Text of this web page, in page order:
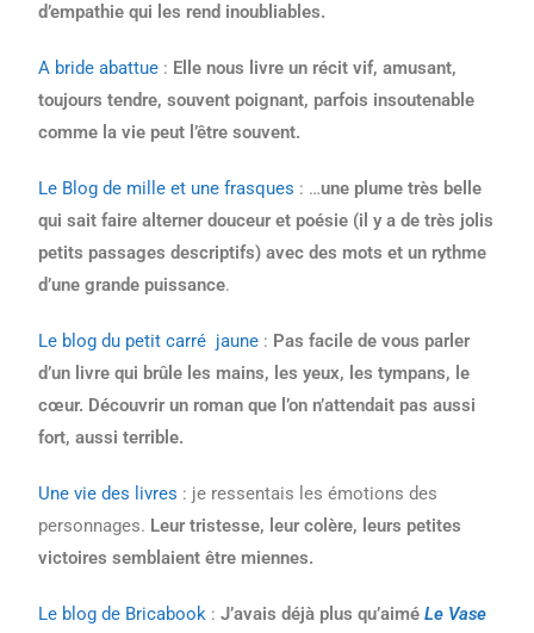
d’empathie qui les rend inoubliables.
A bride abattue : Elle nous livre un récit vif, amusant,
toujours tendre, souvent poignant, parfois insoutenable
comme la vie peut l’être souvent.
Le Blog de mille et une frasques : …une plume très belle
qui sait faire alterner douceur et poésie (il y a de très jolis
petits passages descriptifs) avec des mots et un rythme
d’une grande puissance.
Le blog du petit carré jaune : Pas facile de vous parler
d’un livre qui brûle les mains, les yeux, les tympans, le
cœur. Découvrir un roman que l’on n’attendait pas aussi
fort, aussi terrible.
Une vie des livres : je ressentais les émotions des
personnages. Leur tristesse, leur colère, leurs petites
victoires semblaient être miennes.
Le blog de Bricabook :J’avais déjà plus qu’aiméLe Vase